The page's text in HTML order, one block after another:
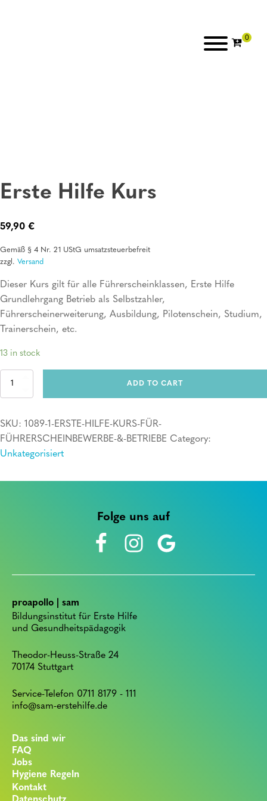
Erste Hilfe Kurs
59,90 €
Gemäß § 4 Nr. 21 UStG umsatzsteuerbefreit
zzgl. Versand
Dieser Kurs gilt für alle Führerscheinklassen, Erste Hilfe
Grundlehrgang Betrieb als Selbstzahler,
Führerscheinerweiterung, Ausbildung, Pilotenschein, Studium,
Trainerschein, etc.
13 in stock
Erste
ADD TO CART
SKU: 1089-1-ERSTE-HILFE-KURS-FÜR-
FÜHRERSCHEINBEWERBE-&-BETRIEBE Category:
Unkategorisiert
Folge uns auf
proapollo | sam
Bildungsinstitut für Erste Hilfe
und Gesundheitspädagogik
Theodor-Heuss-Straße 24
70174 Stuttgart
Service-Telefon 0711 8179 - 111
info@sam-erstehilfe.de
Das sind wir
FAQ
Jobs
Hygiene Regeln
Kontakt